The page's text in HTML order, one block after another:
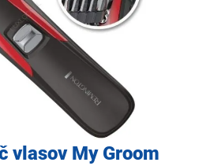
vlasov My Groom